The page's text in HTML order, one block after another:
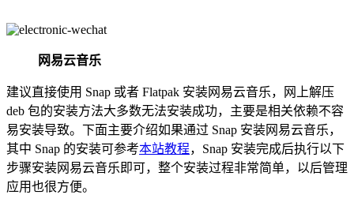
网易云音乐
建议直接使用 Snap 或者 Flatpak 安装网易云音乐，网上解压
deb 包的安装方法大多数无法安装成功，主要是相关依赖不容
易安装导致。下面主要介绍如果通过 Snap 安装网易云音乐，
其中 Snap 的安装可参考本站教程，Snap 安装完成后执行以下
步骤安装网易云音乐即可，整个安装过程非常简单，以后管理
应用也很方便。